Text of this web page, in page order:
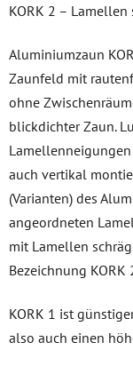
KORK 2 –
Aluminiumzaun
Zaunfeld mit
ohne
blickdichter Zaun.
auch vertikal
(Varianten) des
angeordneten
mit Lamellen
Bezeichnung KORK
KORK 1 ist
also auch einen